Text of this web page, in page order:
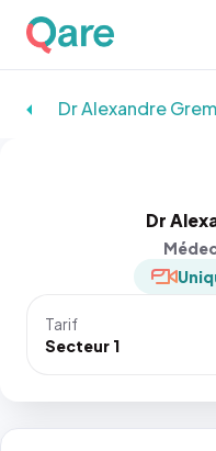
Dr Alexandre
Dr
Tarif
Secteur 1